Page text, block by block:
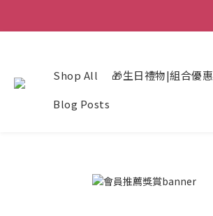
Shop All 🎁生日禮物|組合優惠
Blog Posts